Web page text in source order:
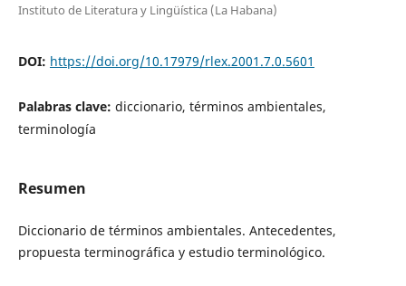
Instituto de Literatura y Lingüística (La Habana)
DOI: https://doi.org/10.17979/rlex.2001.7.0.5601
Palabras clave: diccionario, términos ambientales,
terminología
Resumen
Diccionario de términos ambientales. Antecedentes,
propuesta terminográfica y estudio terminológico.